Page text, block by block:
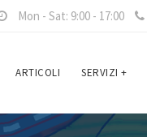
Mon - Sat: 9:00 - 17:00
ARTICOLI SERVIZI +